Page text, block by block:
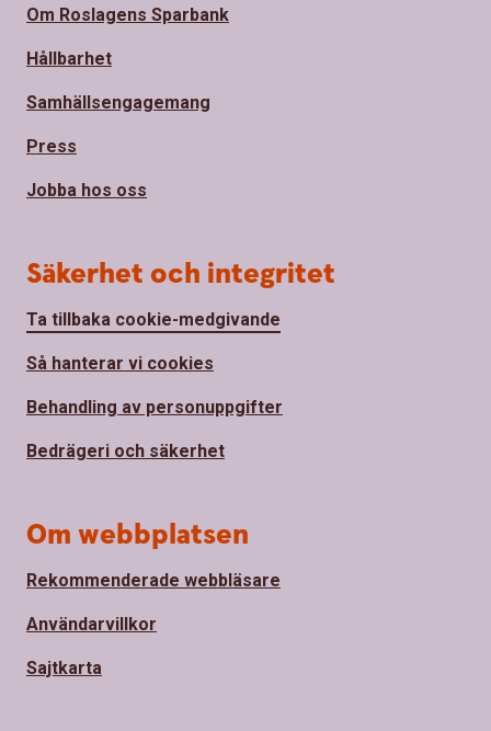
Om Roslagens Sparbank
Hållbarhet
Samhällsengagemang
Press
Jobba hos oss
Säkerhet och integritet
Ta tillbaka cookie-medgivande
Så hanterar vi cookies
Behandling av personuppgifter
Bedrägeri och säkerhet
Om webbplatsen
Rekommenderade webbläsare
Användarvillkor
Sajtkarta